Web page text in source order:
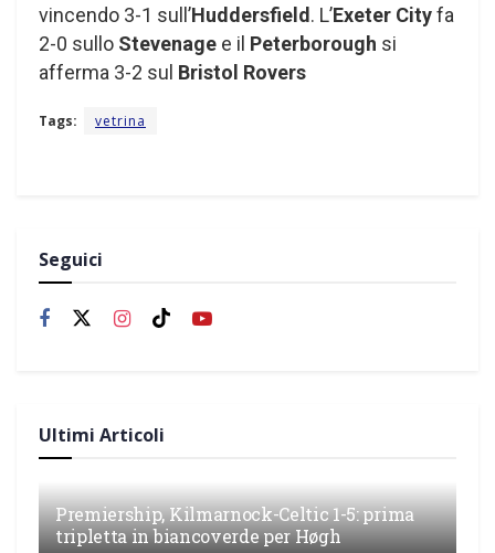
vincendo 3-1 sull’Huddersfield. L’Exeter Cityfa
2-0 sullo Stevenage e il Peterborough si
afferma 3-2 sul Bristol Rovers
Tags: vetrina
Seguici
Ultimi Articoli
Premiership, Kilmarnock-Celtic 1-5: prima
tripletta in biancoverde per Høgh